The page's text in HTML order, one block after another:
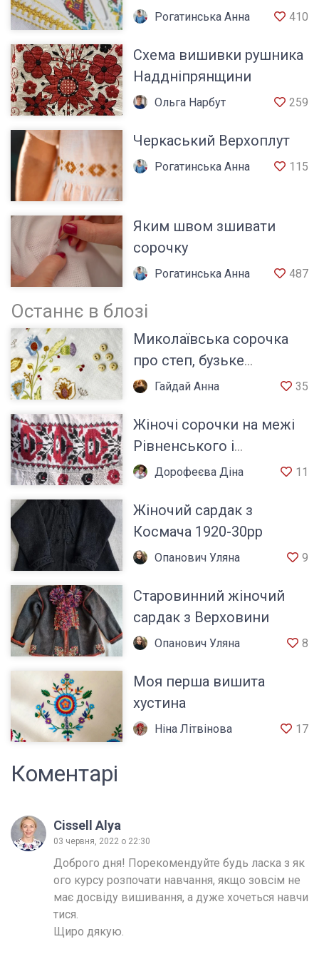
сорочки
Рогатинська Анна 410
Схема вишивки рушника
Наддніпрянщини
Ольга Нарбут 259
Черкаський Верхоплут
Рогатинська Анна 115
Яким швом зшивати
сорочку
Рогатинська Анна 487
Останнє в блозі
Миколаївська сорочка
про степ, бузьке
козацтво та характер
Гайдай Анна 35
Жіночі сорочки на межі
Рівненського і
Житомирського Полісся
Дорофеєва Діна 11
Жіночий сардак з
Космача 1920-30рр
Опанович Уляна 9
Старовинний жіночий
сардак з Верховини
Опанович Уляна 8
Моя перша вишита
хустина
Ніна Літвінова 17
Коментарі
Cissell Alya
03 червня, 2022 о 22:30
Доброго дня! Порекомендуйте будь ласка з як
ого курсу розпочати навчання, якщо зовсім не
має досвіду вишивання, а дуже хочеться навчи
тися.
Щиро дякую.